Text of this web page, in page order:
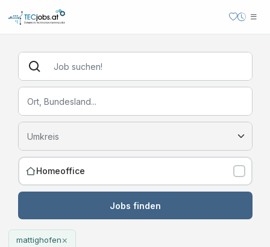
Homeoffice
Jobs finden
mattighofen×